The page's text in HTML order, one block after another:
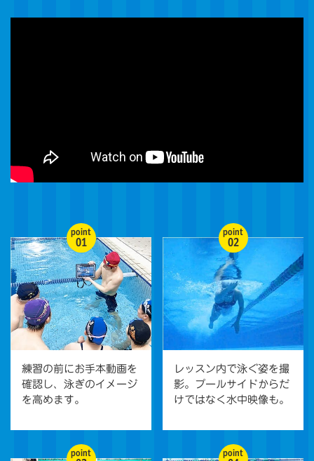
練習の前にお手本動画を
確認し、泳ぎのイメージ
を高めます。
point
01
レッスン内で泳ぐ姿を撮
影。プールサイドからだ
けではなく水中映像も。
point
02
point point